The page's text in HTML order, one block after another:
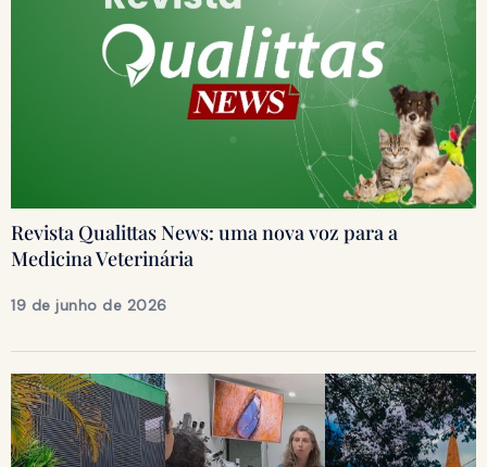
Revista Qualittas News: uma nova voz para a
Medicina Veterinária
19 de junho de 2026